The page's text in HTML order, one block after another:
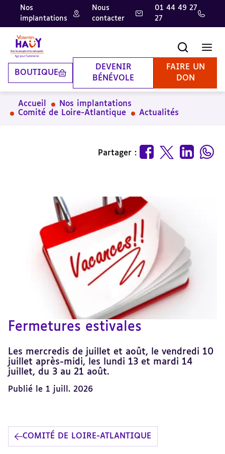
Aller
contenu
principal
Aller
pied
de
page
Aller
la
recherche
Nos
implantations
Nous
contacter
01 44 49 27
27
BOUTIQUE
DEVENIR
BÉNÉVOLE
FAIRE UN
DON
Accueil
Nos implantations
Comité de Loire-Atlantique
Actualités
Partager :
Fermetures estivales
Les mercredis de juillet et août, le vendredi 10
juillet après-midi, les lundi 13 et mardi 14
juillet, du 3 au 21 août.
Publié le 1 juill. 2026
COMITÉ DE LOIRE-ATLANTIQUE